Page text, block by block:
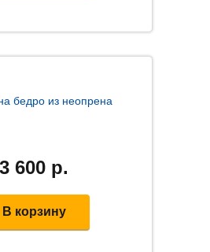
бедро из неопрена
3 600 р.
В корзину